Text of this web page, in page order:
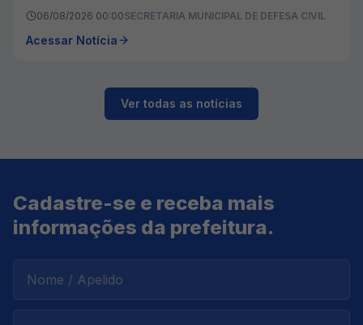
06/08/2026 00:00SECRETARIA MUNICIPAL DE DEFESA CIVIL
Acessar Notícia
Ver todas as notícias
Cadastre-se e receba mais
informações da prefeitura.